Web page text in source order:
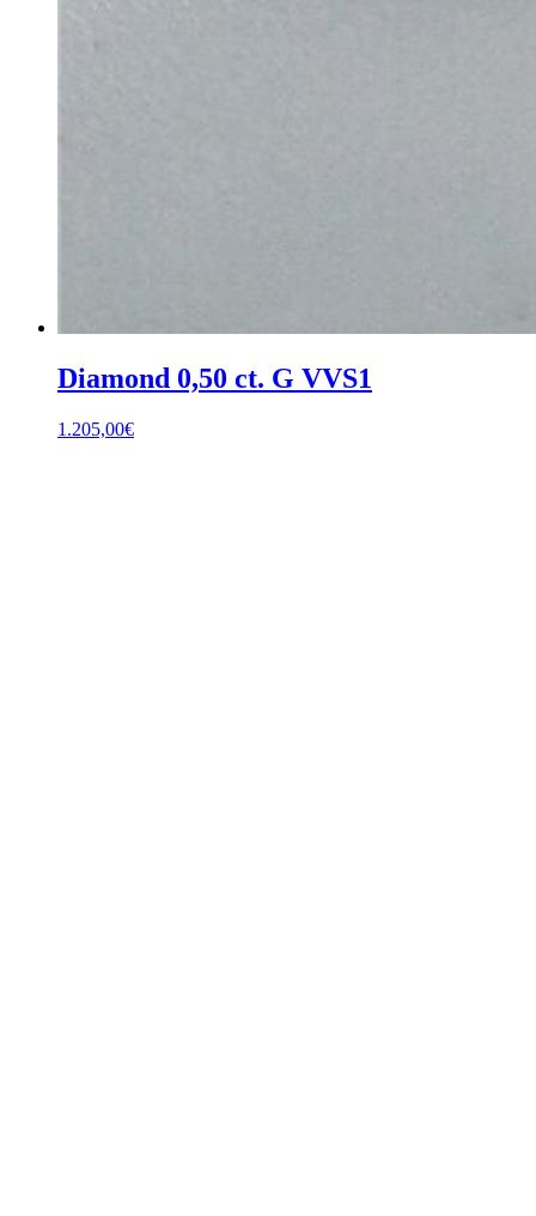
Diamond 0,50 ct. G VVS1
1.205,00€